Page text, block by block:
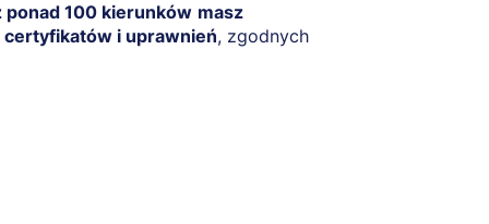
ponad 100 kierunków masz
i uprawnień, zgodnych